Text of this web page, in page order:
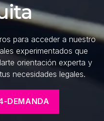
para acceder a nuestro
experimentados que
orientación experta y
necesidades legales.
DEMANDA